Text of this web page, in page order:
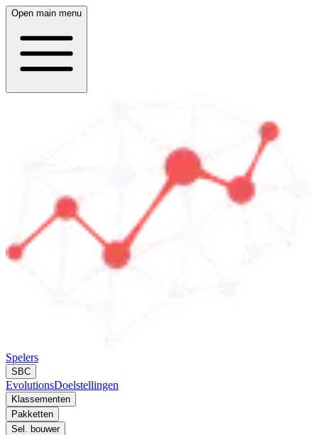
Open main menu
Spelers
SBC
EvolutionsDoelstellingen
Klassementen
Pakketten
Sel. bouwer